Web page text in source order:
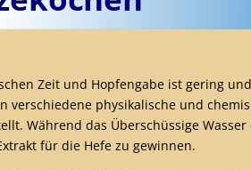
Zeit und Hopfengabe ist gering
physikalische und
Während das Überschüssige
für die Hefe zu gewinnen.